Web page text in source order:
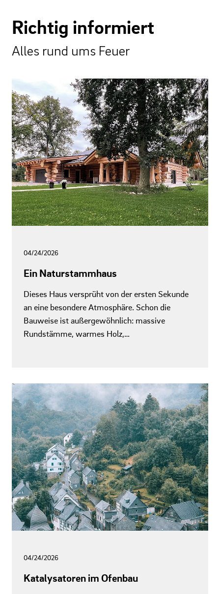
Richtig informiert
Alles rund ums Feuer
04/24/2026
Ein Naturstammhaus
Dieses Haus versprüht von der ersten Sekunde
an eine besondere Atmosphäre. Schon die
Bauweise ist außergewöhnlich: massive
Rundstämme, warmes Holz,…
04/24/2026
Katalysatoren im Ofenbau